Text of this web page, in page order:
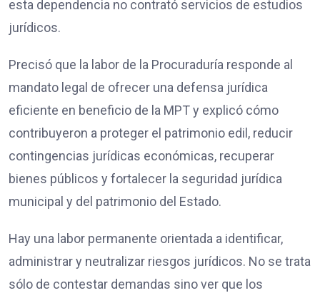
esta dependencia no contrató servicios de estudios
jurídicos.
Precisó que la labor de la Procuraduría responde al
mandato legal de ofrecer una defensa jurídica
eficiente en beneficio de la MPT y explicó cómo
contribuyeron a proteger el patrimonio edil, reducir
contingencias jurídicas económicas, recuperar
bienes públicos y fortalecer la seguridad jurídica
municipal y del patrimonio del Estado.
Hay una labor permanente orientada a identificar,
administrar y neutralizar riesgos jurídicos. No se trata
sólo de contestar demandas sino ver que los